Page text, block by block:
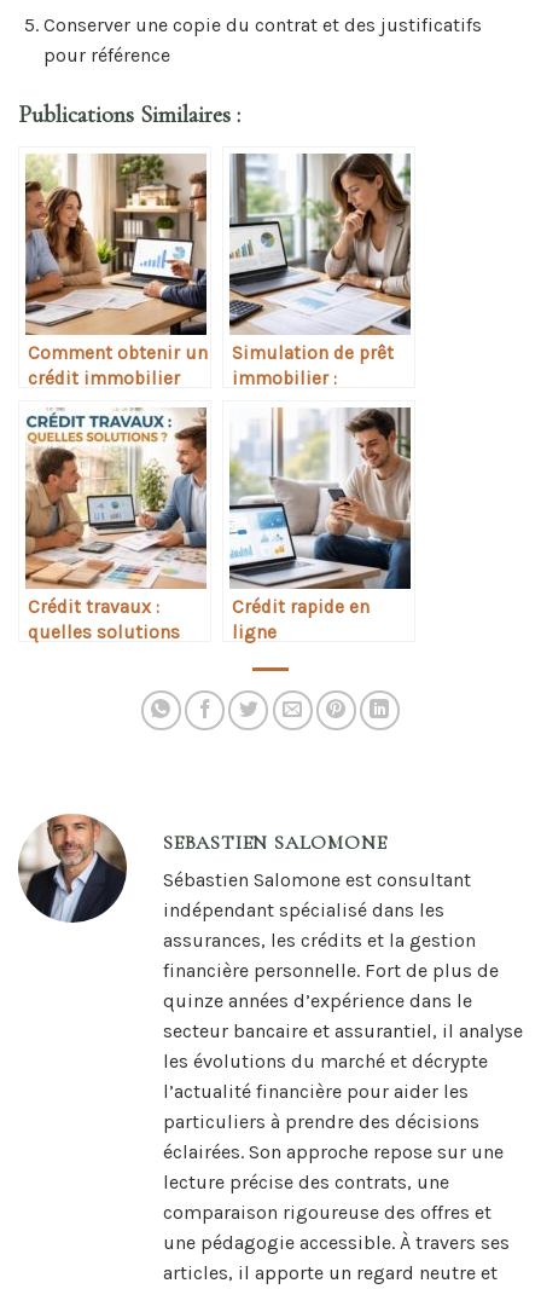
Conserver une copie du contrat et des justificatifs
pour référence
Publications Similaires :
Comment obtenir un
crédit immobilier
sans apport
Simulation de prêt
immobilier :
comment faire
Crédit travaux :
quelles solutions
Crédit rapide en
ligne
SEBASTIEN SALOMONE
Sébastien Salomone est consultant
indépendant spécialisé dans les
assurances, les crédits et la gestion
financière personnelle. Fort de plus de
quinze années d’expérience dans le
secteur bancaire et assurantiel, il analyse
les évolutions du marché et décrypte
l’actualité financière pour aider les
particuliers à prendre des décisions
éclairées. Son approche repose sur une
lecture précise des contrats, une
comparaison rigoureuse des offres et
une pédagogie accessible. À travers ses
articles, il apporte un regard neutre et